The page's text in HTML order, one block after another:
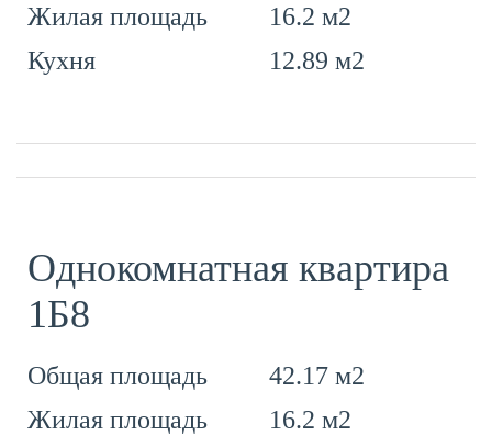
Жилая площадь
16.2 м2
Кухня
12.89 м2
Однокомнатная квартира
1Б8
Общая площадь
42.17 м2
Жилая площадь
16.2 м2